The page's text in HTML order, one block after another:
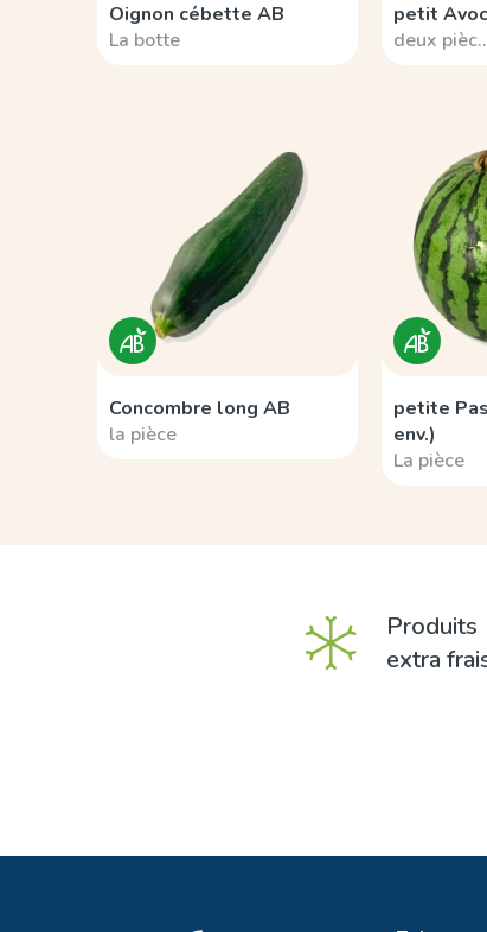
Oignon cébette AB
La botte
petit
deux
Concombre long AB
la pièce
petite
env.)
La pièce
Produits
extra